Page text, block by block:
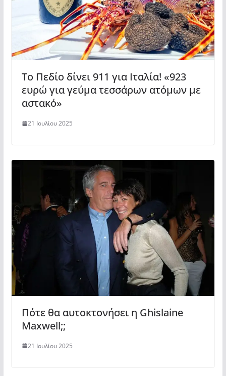
Το Πεδίο δίνει 911 για Ιταλία! «923
ευρώ για γεύμα τεσσάρων ατόμων με
αστακό»
21 Ιουλίου 2025
Πότε θα αυτοκτονήσει η Ghislaine
Maxwell;;
21 Ιουλίου 2025